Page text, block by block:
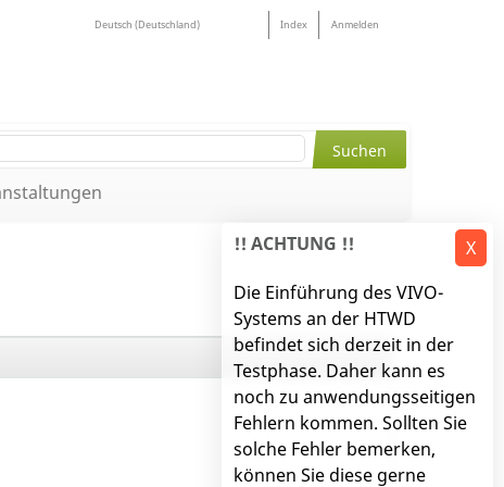
Deutsch (Deutschland) Index Anmelden
X
!! ACHTUNG !!
Die Einführung des VIVO-
Systems an der HTWD
befindet sich derzeit in der
Testphase. Daher kann es
noch zu anwendungsseitigen
Fehlern kommen. Sollten Sie
solche Fehler bemerken,
können Sie diese gerne